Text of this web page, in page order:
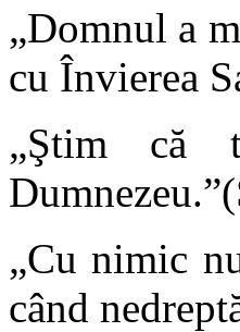
„Domnul a
cu Învierea
„Ştim că
„Cu nimic
când